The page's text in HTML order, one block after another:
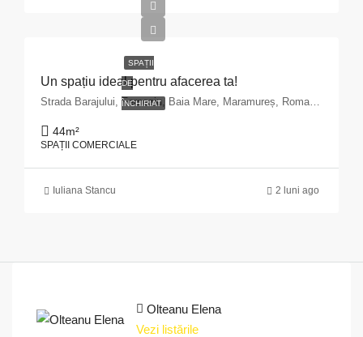
SPAȚII
DE
ÎNCHIRIAT
Un spațiu ideal pentru afacerea ta!
Strada Barajului, Ferneziu, Baia Mare, Maramureș, Romania
44m²
SPAȚII COMERCIALE
Iuliana Stancu 2 luni ago
Olteanu Elena
Vezi listările